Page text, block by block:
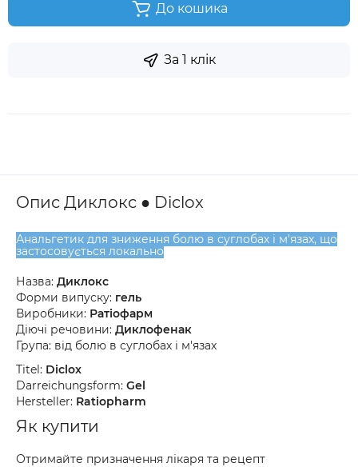
До кошика
За 1 клік
Опис Диклокс ● Diclox
Анальгетик для зниження болю в суглобах і м'язах, що
застосовується локально
Назва: Диклокс
Форми випуску: гель
Виробники: Ратіофарм
Діючі речовини: Диклофенак
Група: від болю в суглобах і м'язах
Titel: Diclox
Darreichungsform: Gel
Hersteller: Ratiopharm
Як купити
Отримайте призначення лікаря та рецепт